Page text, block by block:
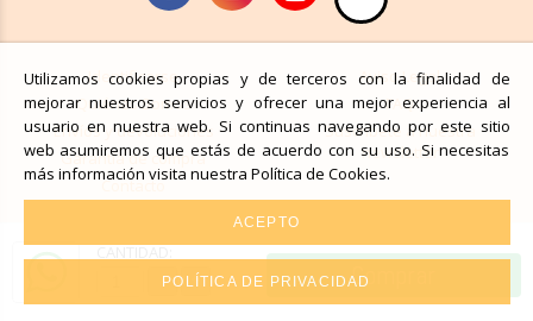
CANTIDAD:
- + Comprar
Identificarse
Quiénes Somos
Envíos y devoluciones
Garantía de compra
Contacto
Aviso Legal
FAQ
Suscríbete a nuestra
newsletter
Utilizamos cookies propias y de terceros con la finalidad de
mejorar nuestros servicios y ofrecer una mejor experiencia al
usuario en nuestra web. Si continuas navegando por este sitio
web asumiremos que estás de acuerdo con su uso. Si necesitas
más información visita nuestra Política de Cookies.
ACEPTO
POLÍTICA DE PRIVACIDAD